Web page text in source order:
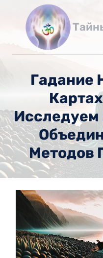
содержимому
Гадание
Методов